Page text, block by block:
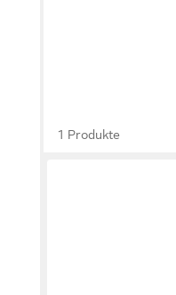
1 Produkte